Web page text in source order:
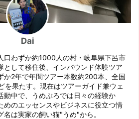
Dai
口わずか約1000人の村・岐阜県下呂市
として移住後、インバウンド体験ツア
か2年で年間ツアー本数約200本、全国
を果たす。現在はツアーガイド兼ウェ
動中で、うめぶろでは日々の経験か
めのエッセンスやビジネスに役立つ情
は実家の飼い猫"うめ"から。